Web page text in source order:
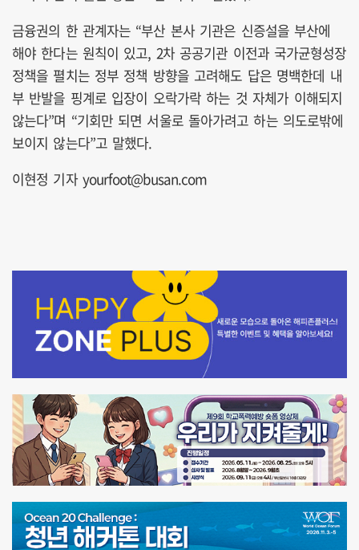
금융권의 한 관계자는 “부산 본사 기관은 신증설을 부산에
해야 한다는 원칙이 있고, 2차 공공기관 이전과 국가균형성장
정책을 펼치는 정부 정책 방향을 고려해도 답은 명백한데 내
부 반발을 핑계로 입장이 오락가락 하는 것 자체가 이해되지
않는다”며 “기회만 되면 서울로 돌아가려고 하는 의도로밖에
보이지 않는다”고 말했다.
이현정 기자 yourfoot@busan.com